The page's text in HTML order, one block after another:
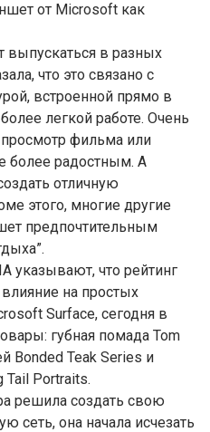
от Microsoft как
выпускаться в разных
что это связано с
встроенной прямо в
легкой работе. Очень
просмотр фильма или
более радостным. А
отличную
этого, многие другие
предпочтительным
указывают, что рейтинг
на простых
Surface, сегодня в
губная помада Tom
Bonded Teak Series и
Tail Portraits.
решила создать свою
сеть, она начала исчезать